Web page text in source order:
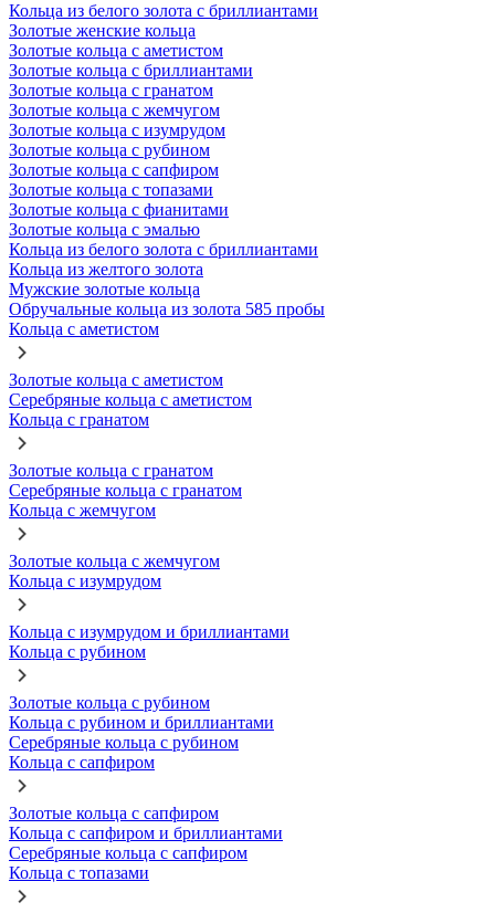
Кольца из белого золота с бриллиантами
Золотые женские кольца
Золотые кольца с аметистом
Золотые кольца с бриллиантами
Золотые кольца с гранатом
Золотые кольца с жемчугом
Золотые кольца с изумрудом
Золотые кольца с рубином
Золотые кольца с сапфиром
Золотые кольца с топазами
Золотые кольца с фианитами
Золотые кольца с эмалью
Кольца из белого золота с бриллиантами
Кольца из желтого золота
Мужские золотые кольца
Обручальные кольца из золота 585 пробы
Кольца с аметистом
Золотые кольца с аметистом
Серебряные кольца с аметистом
Кольца с гранатом
Золотые кольца с гранатом
Серебряные кольца с гранатом
Кольца с жемчугом
Золотые кольца с жемчугом
Кольца с изумрудом
Кольца с изумрудом и бриллиантами
Кольца с рубином
Золотые кольца с рубином
Кольца с рубином и бриллиантами
Серебряные кольца с рубином
Кольца с сапфиром
Золотые кольца с сапфиром
Кольца с сапфиром и бриллиантами
Серебряные кольца с сапфиром
Кольца с топазами